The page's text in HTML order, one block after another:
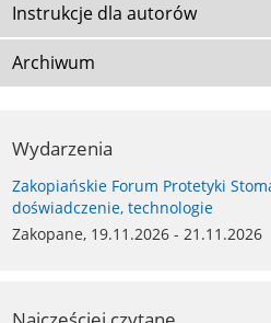
Instrukcje dla autorów
Archiwum
Wydarzenia
Zakopiańskie Forum Protetyki
doświadczenie, technologie
Zakopane, 19.11.2026 - 21.11.2026